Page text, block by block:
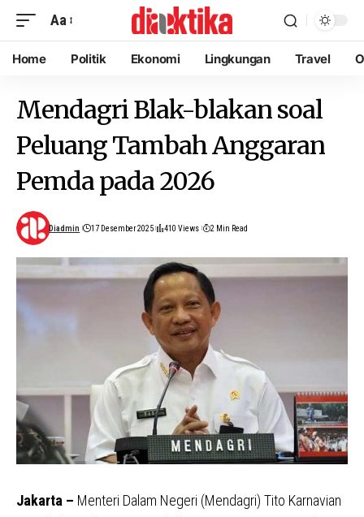
Aa
Home Politik Ekonomi Lingkungan Travel
Mendagri Blak-blakan soal
Peluang Tambah Anggaran
Pemda pada 2026
Diadmin 17 Desember 2025 410 Views 2 Min Read
Jakarta – Menteri Dalam Negeri (Mendagri) Tito Karnavian